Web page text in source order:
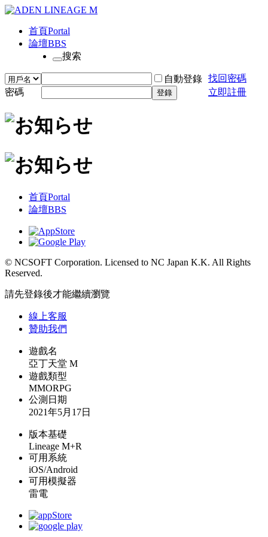
首頁Portal
論壇BBS
搜索
自動登錄 找回密碼
密碼
登錄 立即註冊
首頁Portal
論壇BBS
© NCSOFT Corporation. Licensed to NC Japan K.K. All Rights
Reserved.
請先登錄後才能繼續瀏覽
線上客服
贊助我們
遊戲名
亞丁天堂 M
遊戲類型
MMORPG
公測日期
2021年5月17日
版本基礎
Lineage M+R
可用系統
iOS/Android
可用模擬器
雷電